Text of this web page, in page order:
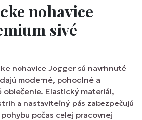
nohavice
sivé
nohavice Jogger sú navrhnuté
moderné, pohodlné a
oblečenie. Elastický materiál,
a nastaviteľný pás zabezpečujú
počas celej pracovnej